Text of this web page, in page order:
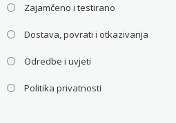
Zajamčeno i testirano
Dostava, povrati i otkazivanja
Odredbe i uvjeti
Politika privatnosti